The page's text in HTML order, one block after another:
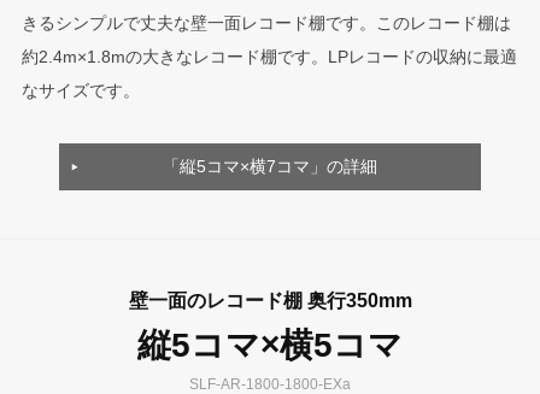
きるシンプルで丈夫な壁一面レコード棚です。このレコード棚は
約2.4m×1.8mの大きなレコード棚です。LPレコードの収納に最適
なサイズです。
「縦5コマ×横7コマ」の詳細
壁一面のレコード棚 奥行350mm
縦5コマ×横5コマ
SLF-AR-1800-1800-EXa